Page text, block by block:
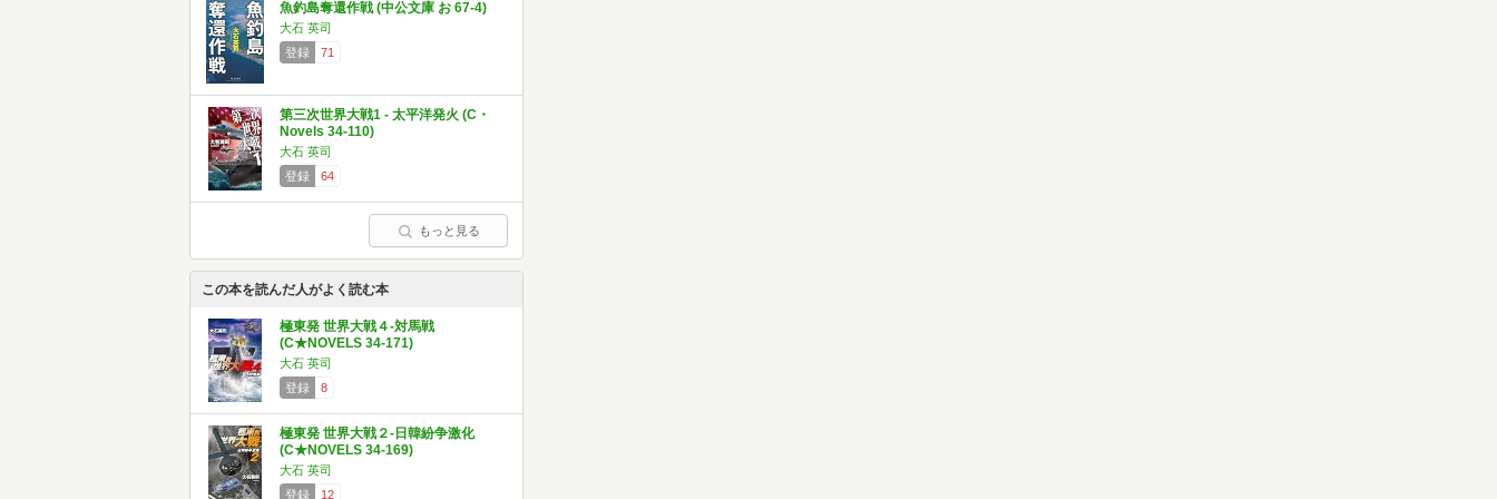
魚釣島奪還作戦 (中公文庫 お 67-4)
大石 英司
登録
71
第三次世界大戦1 - 太平洋発火 (C・
Novels 34-110)
大石 英司
登録
64
もっと見る
この本を読んだ人がよく読む本
極東発 世界大戦４-対馬戦
(C★NOVELS 34-171)
大石 英司
登録
8
極東発 世界大戦２-日韓紛争激化
(C★NOVELS 34-169)
大石 英司
登録
12